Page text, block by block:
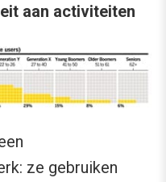
aan activiteiten
ze gebruiken